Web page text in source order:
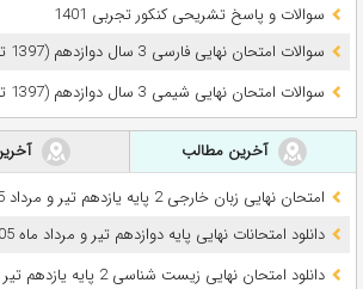
سوالات و پاسخ تشریحی کنکور تجربی 1401
سوالات امتحان نهایی فارسی 3 سال دوازدهم (1397 تا 1405)
سوالات امتحان نهایی شیمی 3 سال دوازدهم (1397 تا 1405)
آخرین مطالب
امتحان نهایی زبان خارجی 2 پایه یازدهم تیر و مرداد 1405 + فایل صوتی
دانلود امتحانات نهایی پایه دوازدهم تیر و مرداد ماه 1405
دانلود امتحان نهایی زیست شناسی 2 پایه یازدهم تیر 1405 + پاسخ